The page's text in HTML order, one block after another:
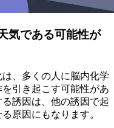
気である可能性が
、多くの人に脳内化学
引き起こす可能性があ
誘因は、他の誘因で起
原因にもなります。